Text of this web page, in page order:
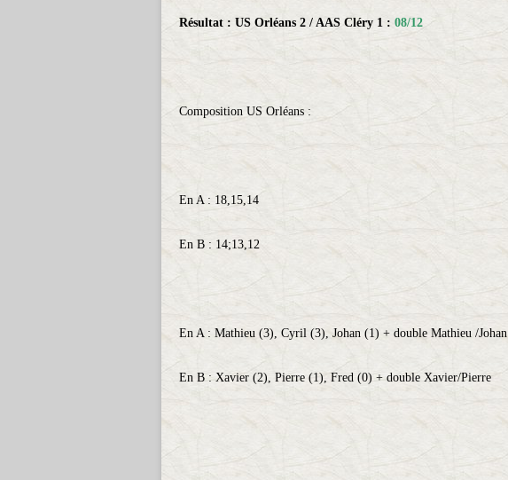
Résultat : US Orléans 2 / AAS Cléry 1 : 08/12
Composition US Orléans :
En A : 18,15,14
En B : 14;13,12
En A : Mathieu (3), Cyril (3), Johan (1) + double Mathieu /Johan
En B : Xavier (2), Pierre (1), Fred (0) + double Xavier/Pierre